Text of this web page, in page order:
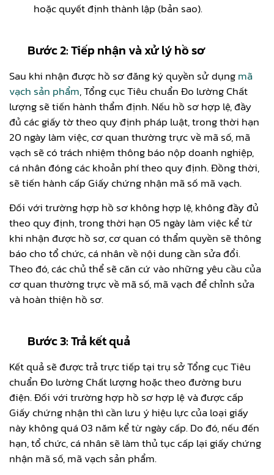
hoặc quyết định thành lập (bản sao).
Bước 2: Tiếp nhận và xử lý hồ sơ
Sau khi nhận được hồ sơ đăng ký quyền sử dụngmã
vạch sản phẩm, Tổng cục Tiêu chuẩn Đo lường Chất
lượng sẽ tiến hành thẩm định. Nếu hồ sơ hợp lệ, đầy
đủ các giấy tờ theo quy định pháp luật, trong thời hạn
20 ngày làm việc, cơ quan thường trực về mã số, mã
vạch sẽ có trách nhiệm thông báo nộp doanh nghiệp,
cá nhân đóng các khoản phí theo quy định. Đồng thời,
sẽ tiến hành cấp Giấy chứng nhận mã số mã vạch.
Đối với trường hợp hồ sơ không hợp lệ, không đầy đủ
theo quy định, trong thời hạn 05 ngày làm việc kể từ
khi nhận được hồ sơ, cơ quan có thẩm quyền sẽ thông
báo cho tổ chức, cá nhân về nội dung cần sửa đổi.
Theo đó, các chủ thể sẽ căn cứ vào những yêu cầu của
cơ quan thường trực về mã số, mã vạch để chỉnh sửa
và hoàn thiện hồ sơ.
Bước 3: Trả kết quả
Kết quả sẽ được trả trực tiếp tại trụ sở Tổng cục Tiêu
chuẩn Đo lường Chất lượng hoặc theo đường bưu
điện. Đối với trường hợp hồ sơ hợp lệ và được cấp
Giấy chứng nhận thì cần lưu ý hiệu lực của loại giấy
này không quá 03 năm kể từ ngày cấp. Do đó, nếu đến
hạn, tổ chức, cá nhân sẽ làm thủ tục cấp lại giấy chứng
nhận mã số, mã vạch sản phẩm.